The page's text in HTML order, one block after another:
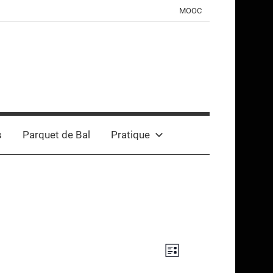
MOOC
Parquet de Bal Pratique
Navigation
Navigation
Liste